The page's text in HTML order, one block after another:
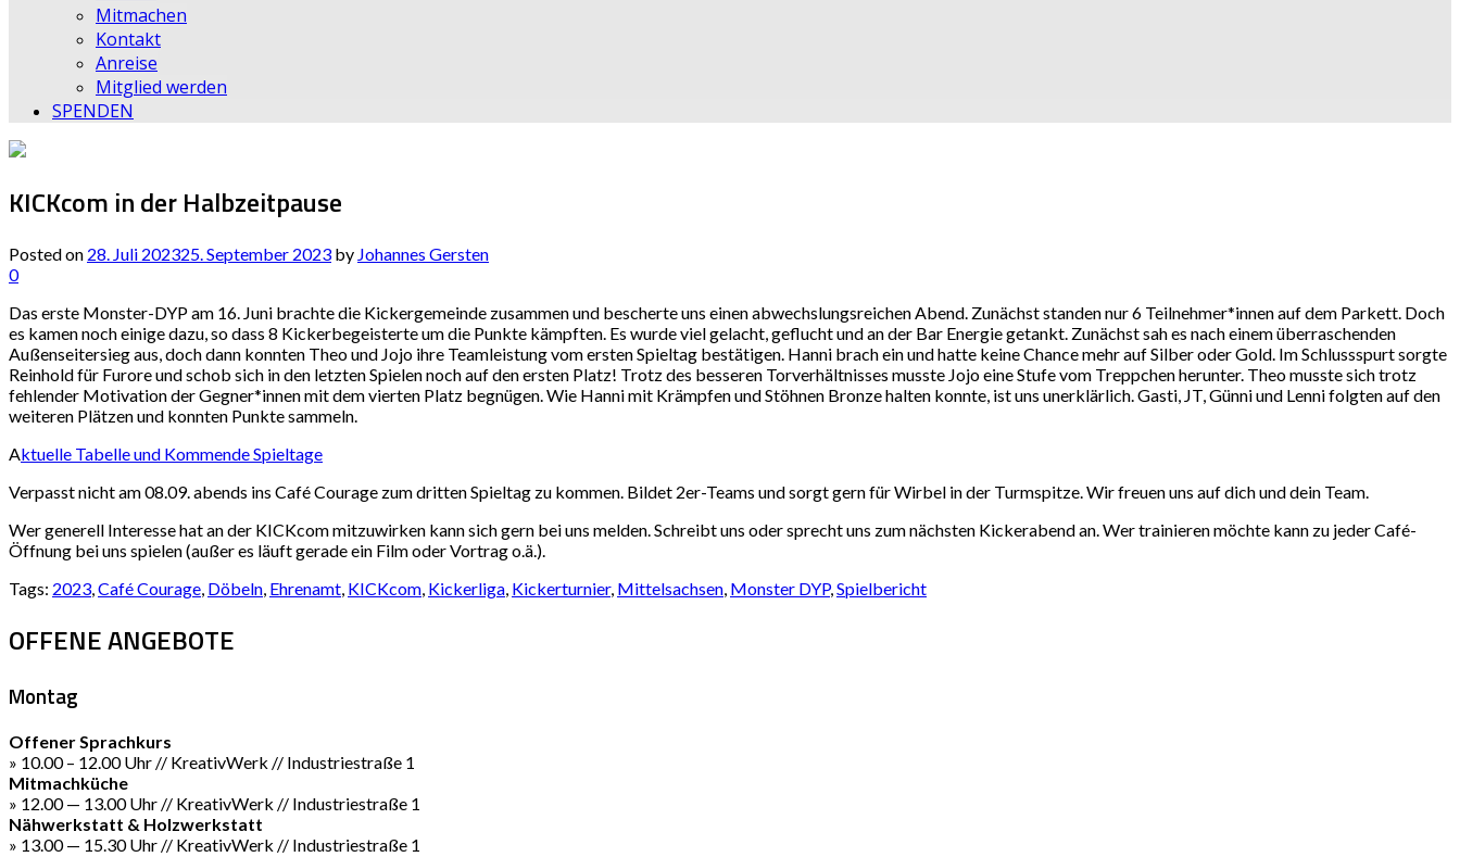
Mitmachen
Kontakt
Anreise
Mitglied werden
SPENDEN
KICKcom in der Halbzeitpause
Posted on 28. Juli 202325. September 2023 by Johannes Gersten
0
Das erste Monster-DYP am 16. Juni brachte die Kickergemeinde zusammen und bescherte uns einen abwechslungsreichen Abend. Zunächst standen nur 6 Teilnehmer*innen auf dem Parkett. Doch
es kamen noch einige dazu, so dass 8 Kickerbegeisterte um die Punkte kämpften. Es wurde viel gelacht, geflucht und an der Bar Energie getankt. Zunächst sah es nach einem überraschenden
Außenseitersieg aus, doch dann konnten Theo und Jojo ihre Teamleistung vom ersten Spieltag bestätigen. Hanni brach ein und hatte keine Chance mehr auf Silber oder Gold. Im Schlussspurt sorgte
Reinhold für Furore und schob sich in den letzten Spielen noch auf den ersten Platz! Trotz des besseren Torverhältnisses musste Jojo eine Stufe vom Treppchen herunter. Theo musste sich trotz
fehlender Motivation der Gegner*innen mit dem vierten Platz begnügen. Wie Hanni mit Krämpfen und Stöhnen Bronze halten konnte, ist uns unerklärlich. Gasti, JT, Günni und Lenni folgten auf den
weiteren Plätzen und konnten Punkte sammeln.
Aktuelle Tabelle und Kommende Spieltage
Verpasst nicht am 08.09. abends ins Café Courage zum dritten Spieltag zu kommen. Bildet 2er-Teams und sorgt gern für Wirbel in der Turmspitze. Wir freuen uns auf dich und dein Team.
Wer generell Interesse hat an der KICKcom mitzuwirken kann sich gern bei uns melden. Schreibt uns oder sprecht uns zum nächsten Kickerabend an. Wer trainieren möchte kann zu jeder Café-
Öffnung bei uns spielen (außer es läuft gerade ein Film oder Vortrag o.ä.).
Tags: 2023,Café Courage, Döbeln, Ehrenamt, KICKcom, Kickerliga, Kickerturnier, Mittelsachsen, Monster DYP,Spielbericht
OFFENE ANGEBOTE
Montag
Offener Sprachkurs
» 10.00 – 12.00 Uhr // KreativWerk // Industriestraße 1
Mitmachküche
» 12.00 — 13.00 Uhr // KreativWerk // Industriestraße 1
Nähwerkstatt & Holzwerkstatt
» 13.00 — 15.30 Uhr // KreativWerk // Industriestraße 1